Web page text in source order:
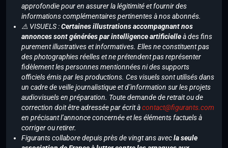
approfondie pour en assurer la légitimité et fournir des
informations complémentaires pertinentes à nos abonnés.
⚠️ VISUELS :Certaines illustrations accompagnant nos
annonces sont générées par intelligence artificielleà des fins
purement illustratives et informatives. Elles ne constituent pas
des photographies réelles et ne prétendent pas représenter
fidèlement les personnes mentionnées ni des supports
officiels émis par les productions. Ces visuels sont utilisés dans
un cadre de veille journalistique et d’information sur les projets
audiovisuels en préparation. Toute demande de retrait ou de
correction doit être adressée par écrit àcontact@figurants.com
en précisant l’annonce concernée et les éléments factuels à
corriger ou retirer.
Figurants collabore depuis près de vingt ans avecla seule